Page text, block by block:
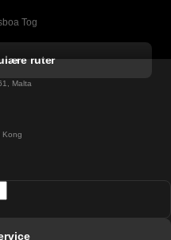
Tog
Tog
Tog
ruter
Malta
Kong